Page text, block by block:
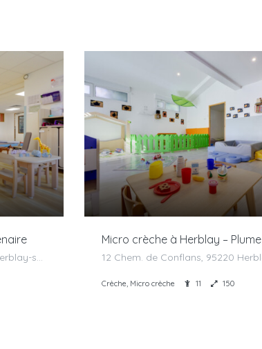
30 Espl. des Frères Lumière, 95220 Herblay-sur-Seine, France
Micro crèche à Herblay – Plume
Crèche, Micro crèche 11 150